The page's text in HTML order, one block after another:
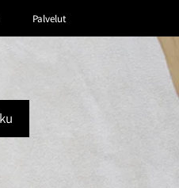
Palvelut